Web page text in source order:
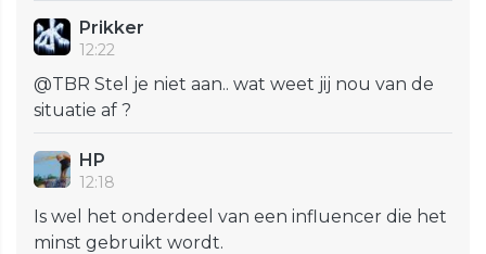
Prikker
12:22
@TBR Stel je niet aan.. wat weet jij nou van de
situatie af ?
HP
12:18
Is wel het onderdeel van een influencer die het
minst gebruikt wordt.